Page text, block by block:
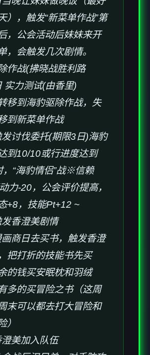
），触发“新菜单作战”第
，公会活动后妹妹来开
，会触发几次剧情。
作战(拂晓战胜利路
实力测试(由香里)
移到海豹驱除作战，失
到新菜单作战
讨伐委托(期限3日)海豹
到10/10或行进度达到
“海豹情侣”战※信赖
力-20，公会评价提高，
+8，技能Pt+12 ~
香澄美剧情
商日去买书，触发香澄
把打折的技能书先买
的钱买安眠枕和羽绒
多的买冒险之书（这周
末可以都去打大冒险和
）
美加入队伍